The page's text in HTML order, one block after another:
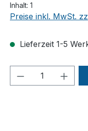
Inhalt: 1
Preise inkl. MwSt.
Lieferzeit 1-5
Produkt